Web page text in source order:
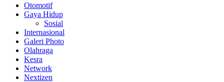
Otomotif
Gaya Hidup
Sosial
Internasional
Galeri Photo
Olahraga
Kesra
Network
Nextizen